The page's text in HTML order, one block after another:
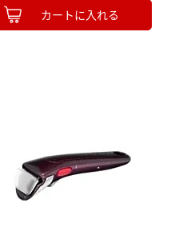
カートに入れる